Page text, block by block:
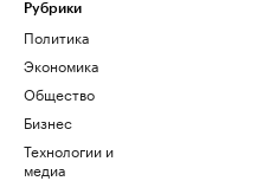
Рубрики
Политика
Экономика
Общество
Бизнес
Технологии и
медиа